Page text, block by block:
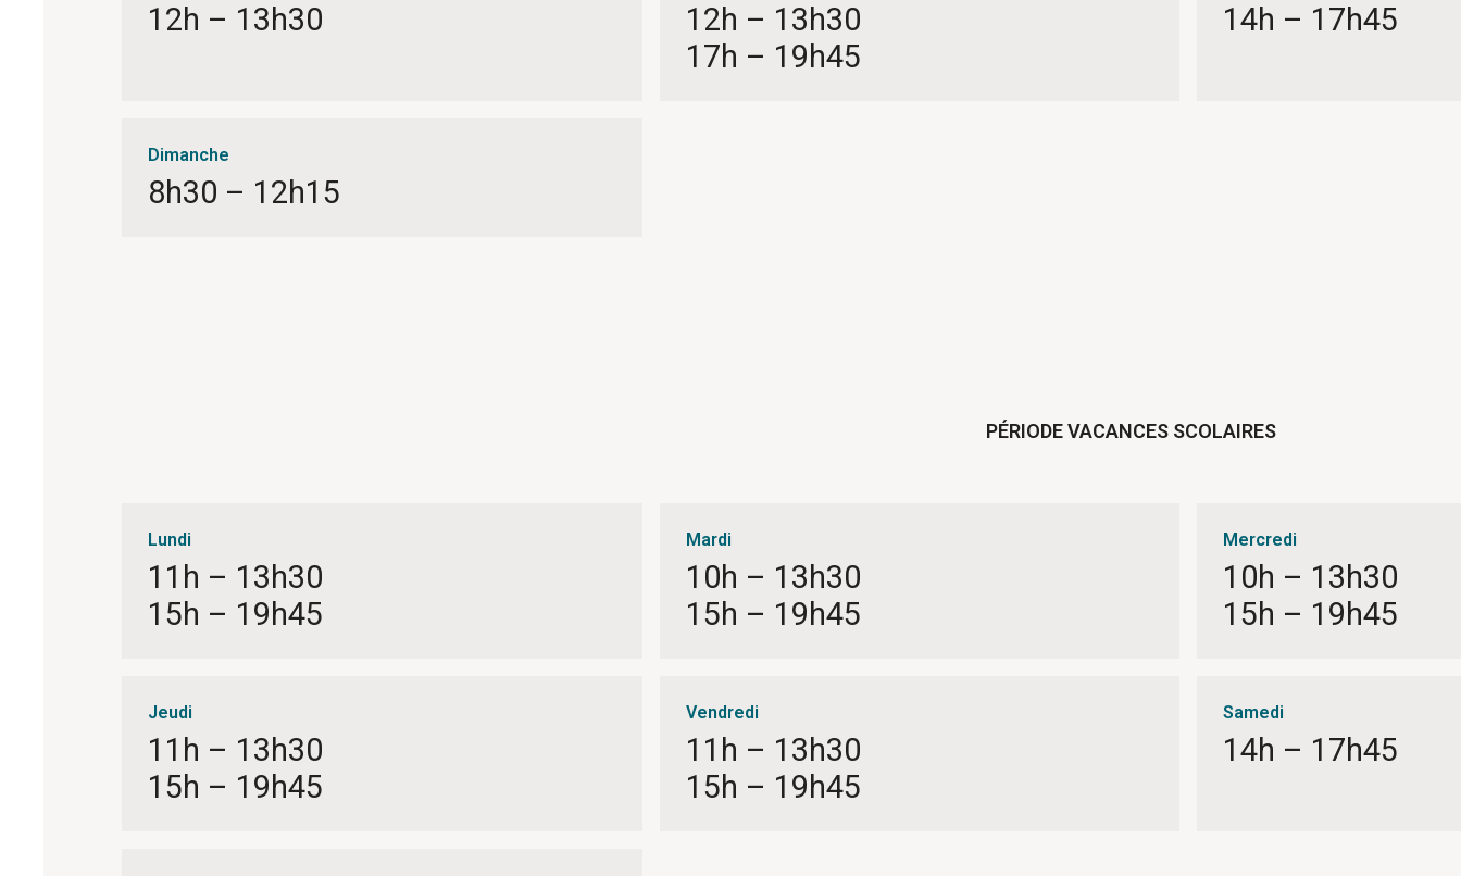
12h – 13h30
12h – 13h30
17h – 19h45
14h – 17h45
Dimanche
8h30 – 12h15
PÉRIODE VACANCES SCOLAIRES
Lundi
11h – 13h30
15h – 19h45
Mardi
10h – 13h30
15h – 19h45
Mercredi
10h – 13h30
15h – 19h45
Jeudi
11h – 13h30
15h – 19h45
Vendredi
11h – 13h30
15h – 19h45
Samedi
14h – 17h45